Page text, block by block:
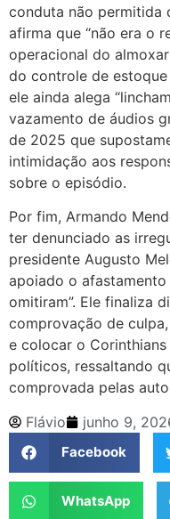
conduta não permitida
afirma que “não era o
operacional do
do controle de estoque
ele ainda alega
vazamento de áudios
de 2025 que
intimidação aos
sobre o episódio.
Por fim, Armando
ter denunciado as
presidente Augusto
apoiado o
omitiram”. Ele finaliza
comprovação de
e colocar o
políticos, ressaltando
comprovada pelas
Flávio
junho 9,
Facebook
WhatsApp